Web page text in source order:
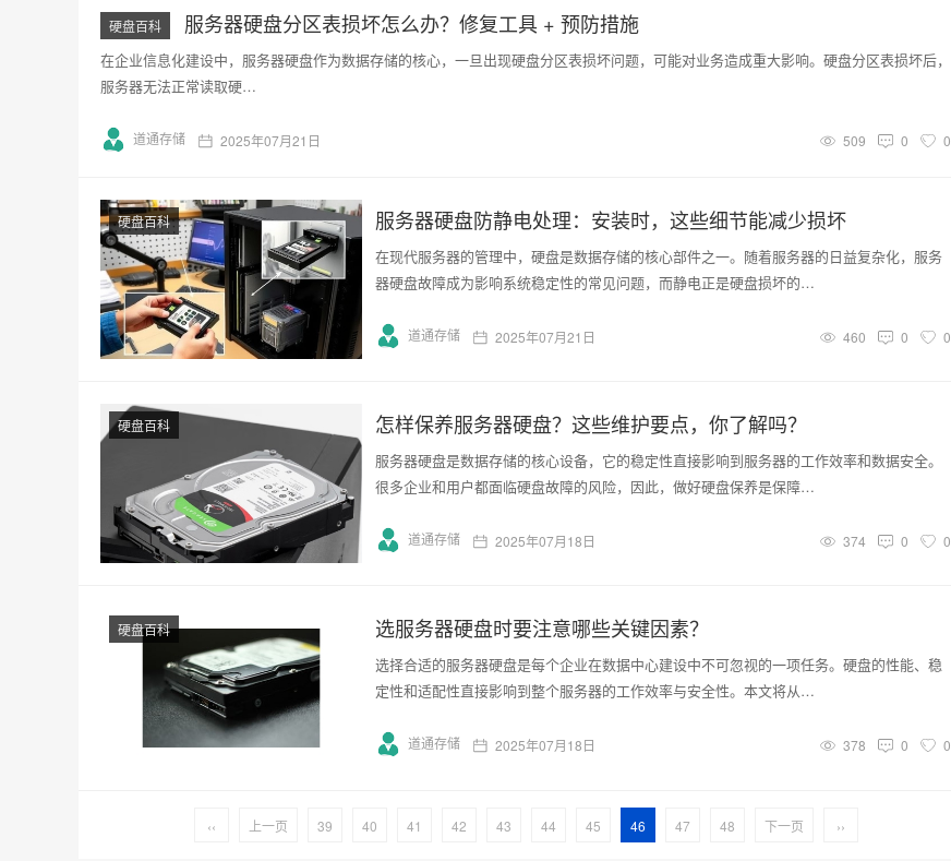
硬盘百科 服务器硬盘分区表损坏怎么办？修复工具 + 预防措施
在企业信息化建设中，服务器硬盘作为数据存储的核心，一旦出现硬盘分区表损坏问题，可能对业务造成重大影响。硬盘分区表损坏后，
服务器无法正常读取硬…
道通存储 2025年07月21日 509 0 0
硬盘百科 服务器硬盘防静电处理：安装时，这些细节能减少损坏
在现代服务器的管理中，硬盘是数据存储的核心部件之一。随着服务器的日益复杂化，服务
器硬盘故障成为影响系统稳定性的常见问题，而静电正是硬盘损坏的…
道通存储 2025年07月21日 460 0 0
硬盘百科 怎样保养服务器硬盘？这些维护要点，你了解吗？
服务器硬盘是数据存储的核心设备，它的稳定性直接影响到服务器的工作效率和数据安全。
很多企业和用户都面临硬盘故障的风险，因此，做好硬盘保养是保障…
道通存储 2025年07月18日 374 0 0
硬盘百科 选服务器硬盘时要注意哪些关键因素？
选择合适的服务器硬盘是每个企业在数据中心建设中不可忽视的一项任务。硬盘的性能、稳
定性和适配性直接影响到整个服务器的工作效率与安全性。本文将从…
道通存储 2025年07月18日 378 0 0
‹‹ 上一页 39 40 41 42 43 44 45 46 47 48 下一页 ››